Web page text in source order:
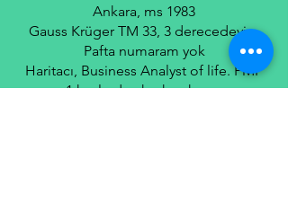
Ankara, ms 1983
Gauss Krüger TM 33, 3 derecedeyim
Pafta numaram yok
Haritacı, Business Analyst of life. PMP
1 kuşlardan korkan karım